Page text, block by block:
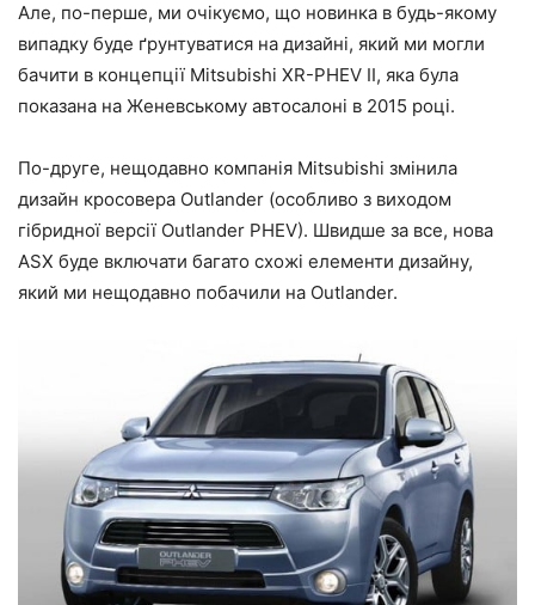
Але, по-перше, ми очікуємо, що новинка в будь-якому
випадку буде ґрунтуватися на дизайні, який ми могли
бачити в концепції Mitsubishi XR-PHEV II, яка була
показана на Женевському автосалоні в 2015 році.
По-друге, нещодавно компанія Mitsubishi змінила
дизайн кросовера Outlander (особливо з виходом
гібридної версії Outlander PHEV). Швидше за все, нова
ASX буде включати багато схожі елементи дизайну,
який ми нещодавно побачили на Outlander.